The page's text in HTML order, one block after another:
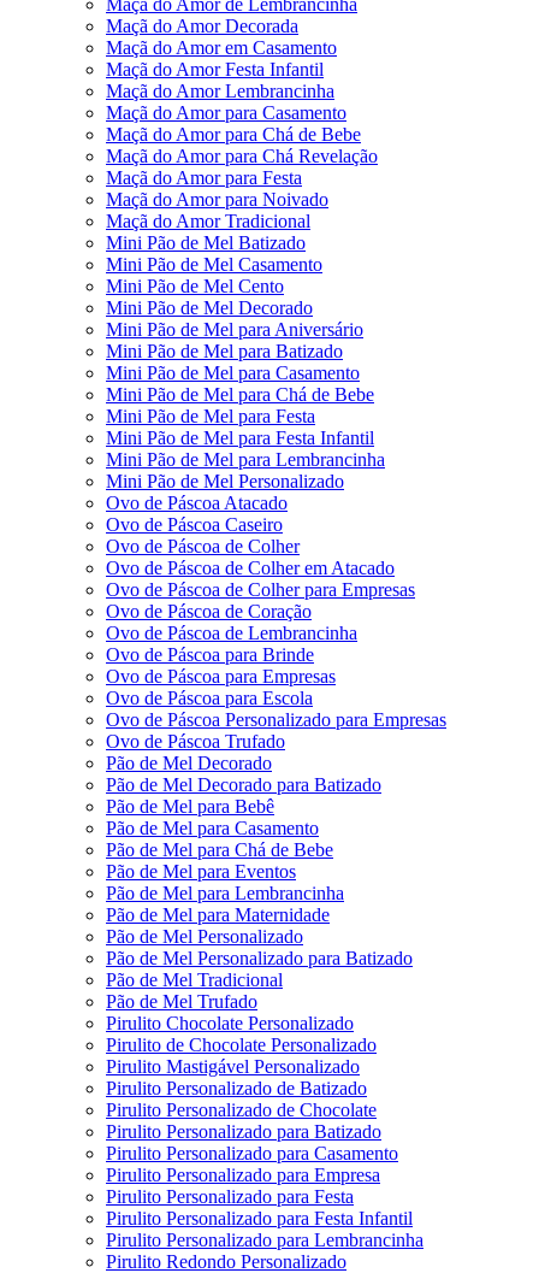
Maçã do Amor de Lembrancinha
Maçã do Amor Decorada
Maçã do Amor em Casamento
Maçã do Amor Festa Infantil
Maçã do Amor Lembrancinha
Maçã do Amor para Casamento
Maçã do Amor para Chá de Bebe
Maçã do Amor para Chá Revelação
Maçã do Amor para Festa
Maçã do Amor para Noivado
Maçã do Amor Tradicional
Mini Pão de Mel Batizado
Mini Pão de Mel Casamento
Mini Pão de Mel Cento
Mini Pão de Mel Decorado
Mini Pão de Mel para Aniversário
Mini Pão de Mel para Batizado
Mini Pão de Mel para Casamento
Mini Pão de Mel para Chá de Bebe
Mini Pão de Mel para Festa
Mini Pão de Mel para Festa Infantil
Mini Pão de Mel para Lembrancinha
Mini Pão de Mel Personalizado
Ovo de Páscoa Atacado
Ovo de Páscoa Caseiro
Ovo de Páscoa de Colher
Ovo de Páscoa de Colher em Atacado
Ovo de Páscoa de Colher para Empresas
Ovo de Páscoa de Coração
Ovo de Páscoa de Lembrancinha
Ovo de Páscoa para Brinde
Ovo de Páscoa para Empresas
Ovo de Páscoa para Escola
Ovo de Páscoa Personalizado para Empresas
Ovo de Páscoa Trufado
Pão de Mel Decorado
Pão de Mel Decorado para Batizado
Pão de Mel para Bebê
Pão de Mel para Casamento
Pão de Mel para Chá de Bebe
Pão de Mel para Eventos
Pão de Mel para Lembrancinha
Pão de Mel para Maternidade
Pão de Mel Personalizado
Pão de Mel Personalizado para Batizado
Pão de Mel Tradicional
Pão de Mel Trufado
Pirulito Chocolate Personalizado
Pirulito de Chocolate Personalizado
Pirulito Mastigável Personalizado
Pirulito Personalizado de Batizado
Pirulito Personalizado de Chocolate
Pirulito Personalizado para Batizado
Pirulito Personalizado para Casamento
Pirulito Personalizado para Empresa
Pirulito Personalizado para Festa
Pirulito Personalizado para Festa Infantil
Pirulito Personalizado para Lembrancinha
Pirulito Redondo Personalizado